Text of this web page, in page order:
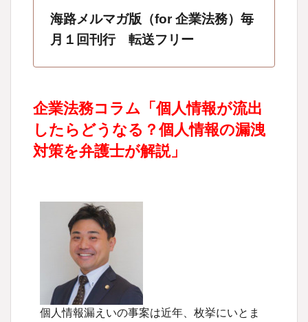
海路メルマガ版（for 企業法務）毎
月１回刊行 転送フリー
企業法務コラム「個人情報が流出
したらどうなる？個人情報の漏洩
対策を弁護士が解説」
個人情報漏えいの事案は近年、枚挙にいとま